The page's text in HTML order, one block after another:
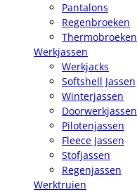
Pantalons
Regenbroeken
Thermobroeken
Werkjassen
Werkjacks
Softshell Jassen
Winterjassen
Doorwerkjassen
Pilotenjassen
Fleece Jassen
Stofjassen
Regenjassen
Werktruien